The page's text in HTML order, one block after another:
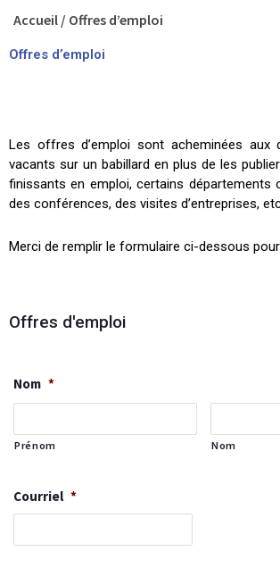
Accueil / Offres d’emploi
Offres d’emploi
Les offres d’emploi sont acheminées aux
vacants sur un babillard en plus de les
finissants en emploi, certains départements
des conférences, des visites d’entreprises,
Merci de remplir le formulaire ci-dessous
Offres d'emploi
Nom *
Prénom Nom
Courriel *